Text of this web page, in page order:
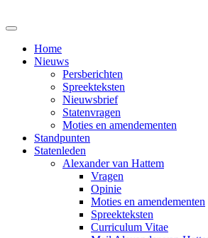
Home
Nieuws
Persberichten
Spreekteksten
Nieuwsbrief
Statenvragen
Moties en amendementen
Standpunten
Statenleden
Alexander van Hattem
Vragen
Opinie
Moties en amendementen
Spreekteksten
Curriculum Vitae